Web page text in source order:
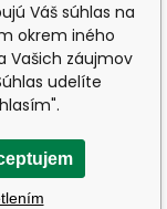
Váš súhlas na
okrem iného
Vašich záujmov
udelíte